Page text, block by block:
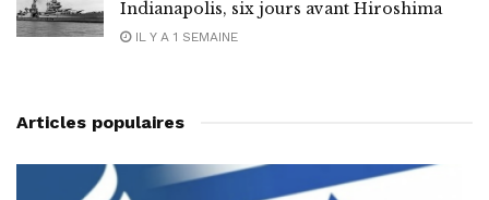
Indianapolis, six jours avant Hiroshima
IL Y A 1 SEMAINE
Articles populaires